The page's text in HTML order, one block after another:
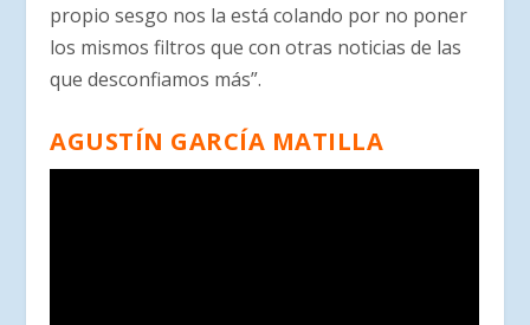
propio sesgo nos la está colando por no poner
los mismos filtros que con otras noticias de las
que desconfiamos más”.
AGUSTÍN GARCÍA MATILLA